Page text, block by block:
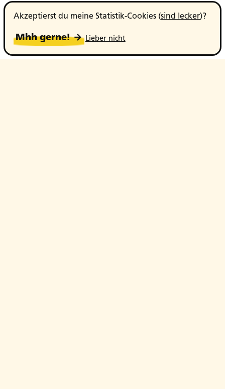
Akzeptierst du meine Statistik-Cookies (sind lecker)?
Mhh gerne! → Lieber nicht